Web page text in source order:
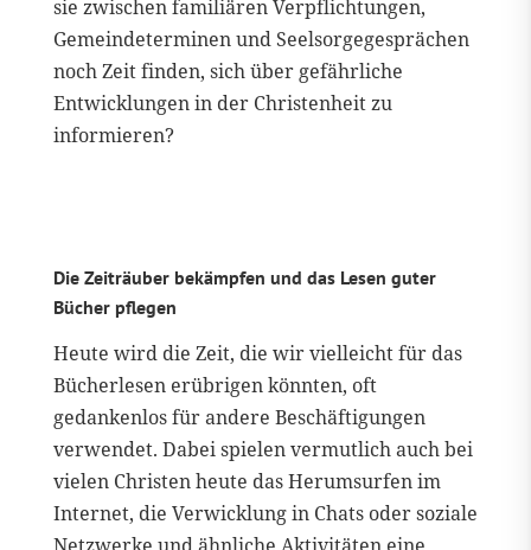
sie zwischen familiären Verpflichtungen,
Gemeindeterminen und Seelsorgegesprächen
noch Zeit finden, sich über gefährliche
Entwicklungen in der Christenheit zu
informieren?
Die Zeiträuber bekämpfen und das Lesen guter
Bücher pflegen
Heute wird die Zeit, die wir vielleicht für das
Bücherlesen erübrigen könnten, oft
gedankenlos für andere Beschäftigungen
verwendet. Dabei spielen vermutlich auch bei
vielen Christen heute das Herumsurfen im
Internet, die Verwicklung in Chats oder soziale